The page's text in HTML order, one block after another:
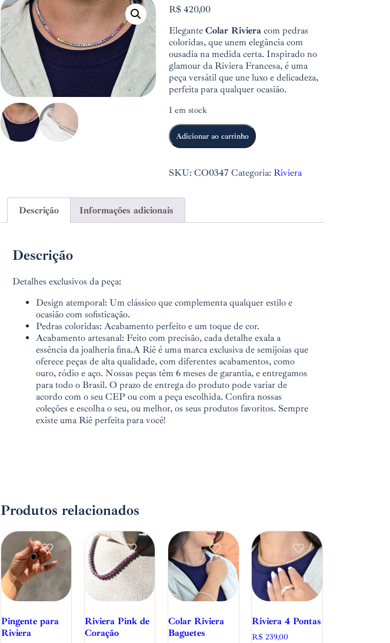
R$ 420,00
Elegante Colar Riviera com pedras
coloridas, que unem elegância com
ousadia na medida certa. Inspirado no
glamour da Riviera Francesa, é uma
peça versátil que une luxo e delicadeza,
perfeita para qualquer ocasião.
1 em stock
Adicionar ao carrinho
SKU: CO0347 Categoria: Riviera
Descrição Informações adicionais
Descrição
Detalhes exclusivos da peça:
Design atemporal: Um clássico que complementa qualquer estilo e
ocasião com sofisticação.
Pedras coloridas: Acabamento perfeito e um toque de cor.
Acabamento artesanal: Feito com precisão, cada detalhe exala a
essência da joalheria fina.A Riê é uma marca exclusiva de semijoias que
oferece peças de alta qualidade, com diferentes acabamentos, como
ouro, ródio e aço. Nossas peças têm 6 meses de garantia, e entregamos
para todo o Brasil. O prazo de entrega do produto pode variar de
acordo com o seu CEP ou com a peça escolhida. Confira nossas
coleções e escolha o seu, ou melhor, os seus produtos favoritos. Sempre
existe uma Riê perfeita para você!
Produtos relacionados
Pingente para
Riviera
Riviera Pink de
Coração
Colar Riviera
Baguetes
Riviera 4 Pontas
R$ 239,00